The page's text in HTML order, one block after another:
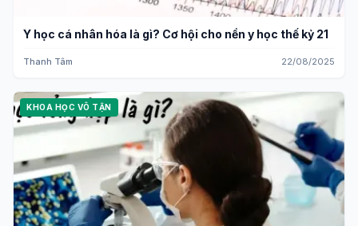
Y học cá nhân hóa là gì? Cơ hội cho nền y học thế kỷ 21
Thanh Tâm 22/08/2025
KHOA HỌC VÔ TẬN